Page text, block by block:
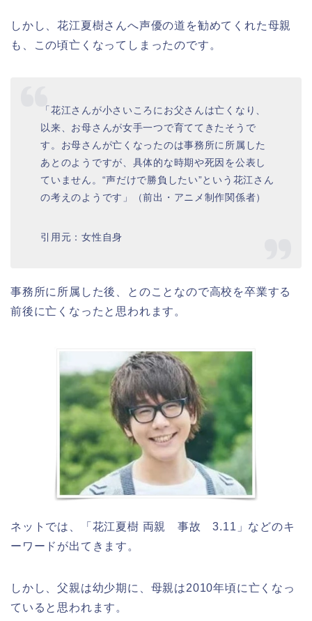
しかし、花江夏樹さんへ声優の道を勧めてくれた母親
も、この頃亡くなってしまったのです。
「花江さんが小さいころにお父さんは亡くなり、
以来、お母さんが女手一つで育ててきたそうで
す。お母さんが亡くなったのは事務所に所属した
あとのようですが、具体的な時期や死因を公表し
ていません。“声だけで勝負したい”という花江さん
の考えのようです」（前出・アニメ制作関係者）
引用元：女性自身
事務所に所属した後、とのことなので高校を卒業する
前後に亡くなったと思われます。
ネットでは、「花江夏樹 両親 事故 3.11」などのキ
ーワードが出てきます。
しかし、父親は幼少期に、母親は2010年頃に亡くなっ
ていると思われます。